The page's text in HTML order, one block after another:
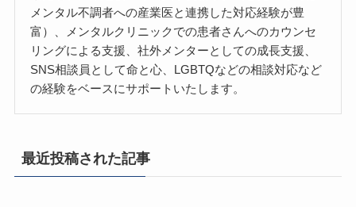
メンタル不調者への産業医と連携した対応経験が豊
富）、メンタルクリニックでの患者さんへのカウンセ
リングによる支援、社外メンターとしての成長支援、
SNS相談員として命と心、LGBTQなどの相談対応など
の経験をベースにサポートいたします。
最近投稿された記事